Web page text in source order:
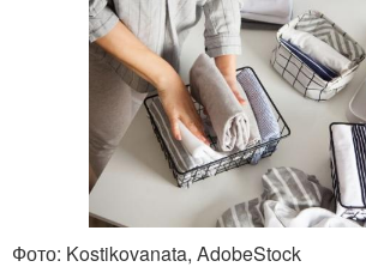
Фото: Kostikovanata, AdobeStock